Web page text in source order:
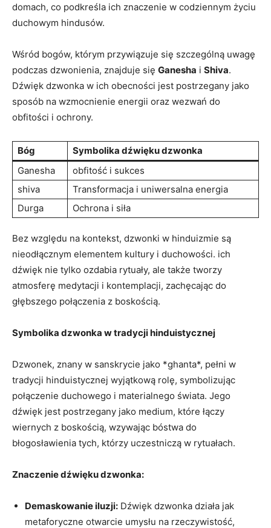
domach, ‌co podkreśla ich znaczenie w codziennym życiu⁢
duchowym⁢ hindusów.
Wśród bogów, którym przywiązuje się szczególną uwagę
podczas dzwonienia, znajduje się Ganesha i Shiva.​
Dźwięk dzwonka w ich obecności jest postrzegany jako
sposób ‌na wzmocnienie energii oraz wezwań​ do
obfitości i ochrony.
Bóg
Symbolika dźwięku dzwonka
Ganesha
obfitość i sukces
shiva
Transformacja i uniwersalna energia
Durga
Ochrona i siła
Bez względu na kontekst, dzwonki w hinduizmie są⁢
nieodłącznym⁤ elementem⁢ kultury i duchowości. ich
dźwięk nie tylko ozdabia rytuały, ale także tworzy
atmosferę medytacji i​ kontemplacji, zachęcając do
głębszego połączenia z boskością.
Symbolika dzwonka w tradycji hinduistycznej
Dzwonek, znany w sanskrycie jako *ghanta*, pełni w
tradycji hinduistycznej wyjątkową rolę, symbolizując
połączenie duchowego i​ materialnego świata. Jego
dźwięk jest postrzegany jako medium, ⁣które łączy
wiernych z⁤ boskością, ‍wzywając bóstwa do
błogosławienia tych, którzy uczestniczą w rytuałach.
Znaczenie dźwięku dzwonka:
Demaskowanie iluzji: Dźwięk⁣ dzwonka działa jak
metaforyczne⁤ otwarcie umysłu na rzeczywistość,